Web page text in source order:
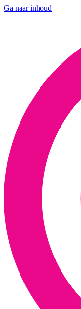
Ga naar inhoud